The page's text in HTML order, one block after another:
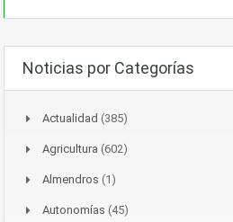
Noticias por Categorías
Actualidad (385)
Agricultura (602)
Almendros (1)
Autonomías (45)